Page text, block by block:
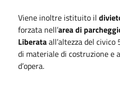
Viene inoltre istituito il
forzata nell’area di
Liberataall’altezza del
di materiale di costruzione e
d’opera.